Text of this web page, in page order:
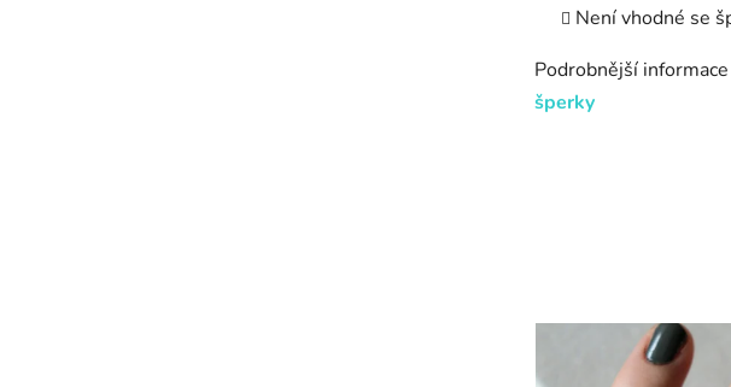
Není vhodné se
Podrobnější
šperky